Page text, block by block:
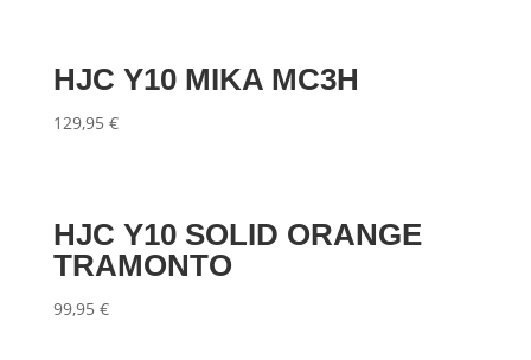
HJC Y10 MIKA MC3H
129,95 €
HJC Y10 SOLID ORANGE
TRAMONTO
99,95 €